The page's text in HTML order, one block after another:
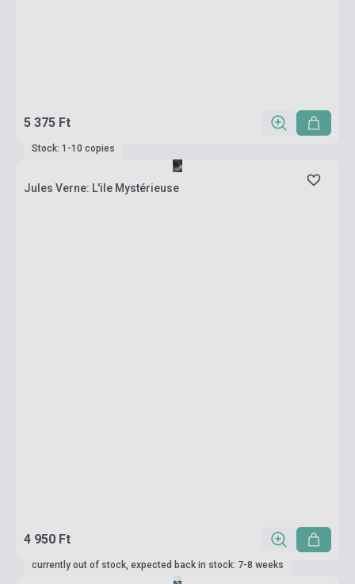
5 375 Ft
Stock: 1-10 copies
Jules Verne: L'ile Mystérieuse
4 950 Ft
currently out of stock, expected back in stock: 7-8 weeks